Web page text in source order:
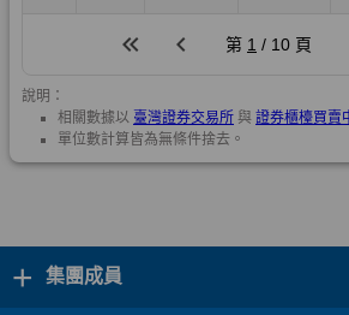
+ 集團成員